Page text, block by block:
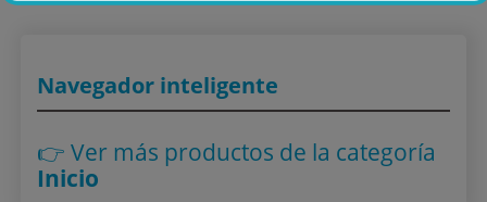
Navegador inteligente
👉 Ver más productos de la categoría
Inicio